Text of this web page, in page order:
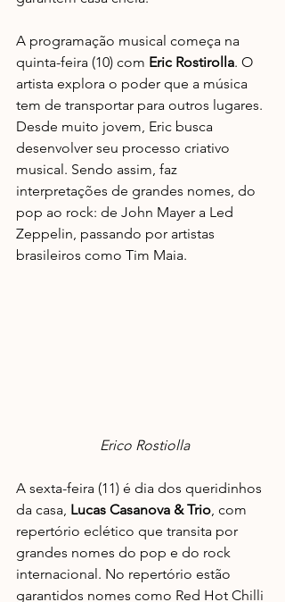
A programação musical começa na
quinta-feira (10) com Eric Rostirolla. O
artista explora o poder que a música
tem de transportar para outros lugares.
Desde muito jovem, Eric busca
desenvolver seu processo criativo
musical. Sendo assim, faz
interpretações de grandes nomes, do
pop ao rock: de John Mayer a Led
Zeppelin, passando por artistas
brasileiros como Tim Maia.
Erico Rostiolla
A sexta-feira (11) é dia dos queridinhos
da casa, Lucas Casanova & Trio, com
repertório eclético que transita por
grandes nomes do pop e do rock
internacional. No repertório estão
garantidos nomes como Red Hot Chilli